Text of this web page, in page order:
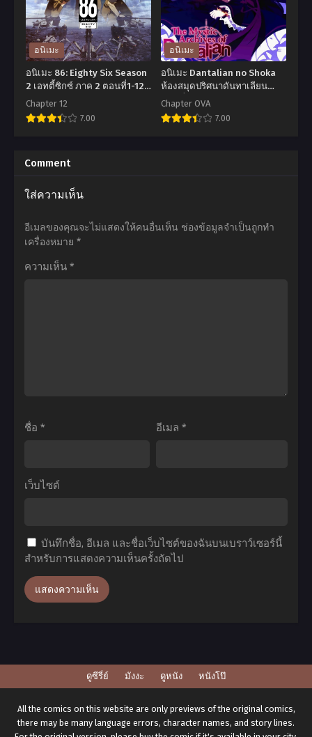
2
รวม
พล
คน
ติด
อยู่
ใน
ภาค
2
ตอน
25
ไทย
สงคราม
บัลลังก์
ผงาด
จิ๋น
ซี
ภาค
4
26
อนิเมะ
อนิเมะ 86: Eighty Six Season
2 เอทตี้ซิกซ์ ภาค 2 ตอนที่1-12
ซับไทย
Chapter 12
7.00
นิ
เมะ
86: Eighty
Season
เอท
12
อนิเมะ
อนิเมะ Dantalian no Shoka
ห้องสมุดปริศนาดันทาเลียน
ตอนที่1-12 ซับไทย
Chapter OVA
7.00
เมะ
no
ซับ
Comment
ใส่ความเห็น
อีเมลของคุณจะไม่แสดงให้คนอื่นเห็น ช่องข้อมูลจำเป็นถูกทำ
เครื่องหมาย *
ความเห็น *
ชื่อ * อีเมล *
เว็บไซต์
บันทึกชื่อ, อีเมล และชื่อเว็บไซต์ของฉันบนเบราว์เซอร์นี้
สำหรับการแสดงความเห็นครั้งถัดไป
ดูซีรี่ย์ มังงะ ดูหนัง หนังโป๊
All the comics on this website are only previews of the original comics,
there may be many language errors, character names, and story lines.